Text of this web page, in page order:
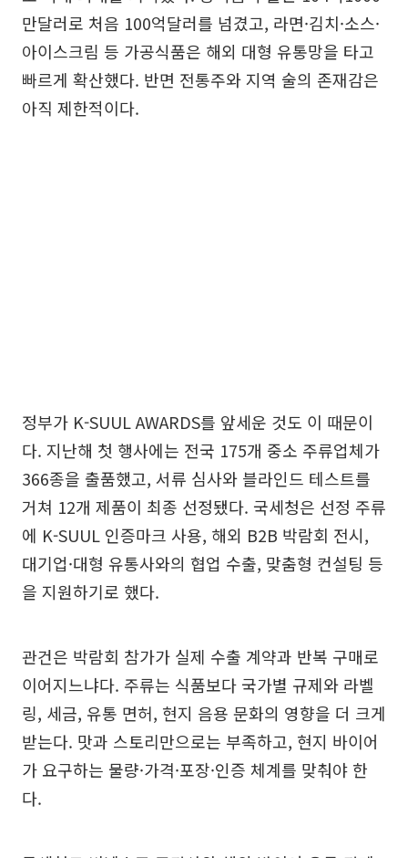
만달러로 처음 100억달러를 넘겼고, 라면·김치·소스·
아이스크림 등 가공식품은 해외 대형 유통망을 타고
빠르게 확산했다. 반면 전통주와 지역 술의 존재감은
아직 제한적이다.
정부가 K-SUUL AWARDS를 앞세운 것도 이 때문이
다. 지난해 첫 행사에는 전국 175개 중소 주류업체가
366종을 출품했고, 서류 심사와 블라인드 테스트를
거쳐 12개 제품이 최종 선정됐다. 국세청은 선정 주류
에 K-SUUL 인증마크 사용, 해외 B2B 박람회 전시,
대기업·대형 유통사와의 협업 수출, 맞춤형 컨설팅 등
을 지원하기로 했다.
관건은 박람회 참가가 실제 수출 계약과 반복 구매로
이어지느냐다. 주류는 식품보다 국가별 규제와 라벨
링, 세금, 유통 면허, 현지 음용 문화의 영향을 더 크게
받는다. 맛과 스토리만으로는 부족하고, 현지 바이어
가 요구하는 물량·가격·포장·인증 체계를 맞춰야 한
다.